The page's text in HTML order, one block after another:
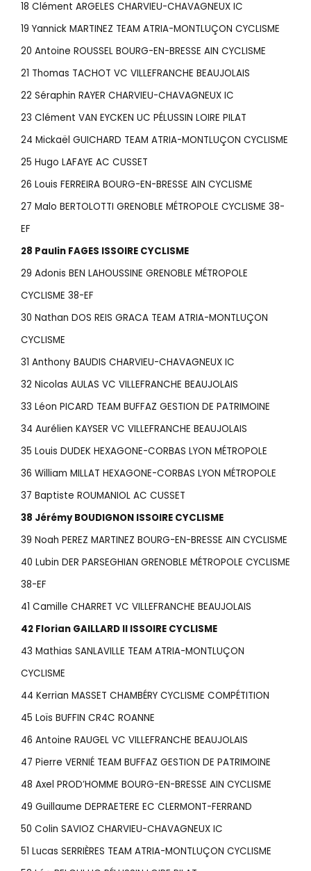
18 Clément ARGELES CHARVIEU-CHAVAGNEUX IC
19 Yannick MARTINEZ TEAM ATRIA-MONTLUÇON CYCLISME
20 Antoine ROUSSEL BOURG-EN-BRESSE AIN CYCLISME
21 Thomas TACHOT VC VILLEFRANCHE BEAUJOLAIS
22 Séraphin RAYER CHARVIEU-CHAVAGNEUX IC
23 Clément VAN EYCKEN UC PÉLUSSIN LOIRE PILAT
24 Mickaël GUICHARD TEAM ATRIA-MONTLUÇON CYCLISME
25 Hugo LAFAYE AC CUSSET
26 Louis FERREIRA BOURG-EN-BRESSE AIN CYCLISME
27 Malo BERTOLOTTI GRENOBLE MÉTROPOLE CYCLISME 38-
EF
28 Paulin FAGES ISSOIRE CYCLISME
29 Adonis BEN LAHOUSSINE GRENOBLE MÉTROPOLE
CYCLISME 38-EF
30 Nathan DOS REIS GRACA TEAM ATRIA-MONTLUÇON
CYCLISME
31 Anthony BAUDIS CHARVIEU-CHAVAGNEUX IC
32 Nicolas AULAS VC VILLEFRANCHE BEAUJOLAIS
33 Léon PICARD TEAM BUFFAZ GESTION DE PATRIMOINE
34 Aurélien KAYSER VC VILLEFRANCHE BEAUJOLAIS
35 Louis DUDEK HEXAGONE-CORBAS LYON MÉTROPOLE
36 William MILLAT HEXAGONE-CORBAS LYON MÉTROPOLE
37 Baptiste ROUMANIOL AC CUSSET
38 Jérémy BOUDIGNON ISSOIRE CYCLISME
39 Noah PEREZ MARTINEZ BOURG-EN-BRESSE AIN CYCLISME
40 Lubin DER PARSEGHIAN GRENOBLE MÉTROPOLE CYCLISME
38-EF
41 Camille CHARRET VC VILLEFRANCHE BEAUJOLAIS
42 Florian GAILLARD II ISSOIRE CYCLISME
43 Mathias SANLAVILLE TEAM ATRIA-MONTLUÇON
CYCLISME
44 Kerrian MASSET CHAMBÉRY CYCLISME COMPÉTITION
45 Loïs BUFFIN CR4C ROANNE
46 Antoine RAUGEL VC VILLEFRANCHE BEAUJOLAIS
47 Pierre VERNIÉ TEAM BUFFAZ GESTION DE PATRIMOINE
48 Axel PROD’HOMME BOURG-EN-BRESSE AIN CYCLISME
49 Guillaume DEPRAETERE EC CLERMONT-FERRAND
50 Colin SAVIOZ CHARVIEU-CHAVAGNEUX IC
51 Lucas SERRIÈRES TEAM ATRIA-MONTLUÇON CYCLISME